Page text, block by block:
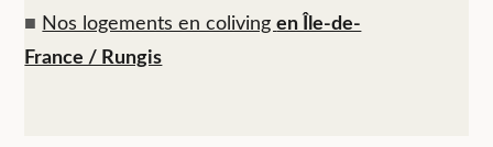
■ Nos logements en colivingen Île-de-
France / Rungis